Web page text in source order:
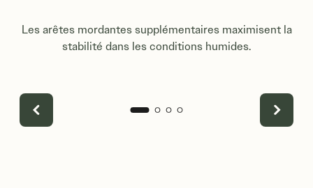
Les arêtes mordantes supplémentaires maximisent la
stabilité dans les conditions humides.